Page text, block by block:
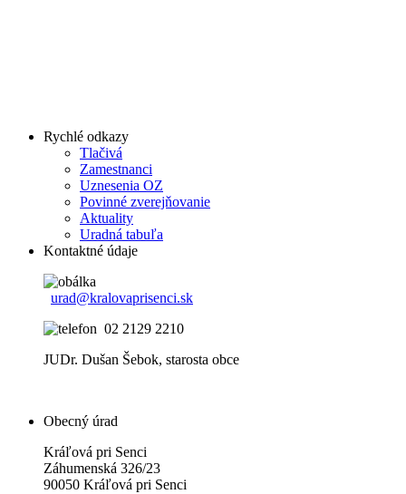
Rychlé odkazy
Tlačivá
Zamestnanci
Uznesenia OZ
Povinné zverejňovanie
Aktuality
Uradná tabuľa
Kontaktné údaje
urad@kralovaprisenci.sk
02 2129 2210
JUDr. Dušan Šebok, starosta obce
Obecný úrad
Kráľová pri Senci
Záhumenská 326/23
90050 Kráľová pri Senci